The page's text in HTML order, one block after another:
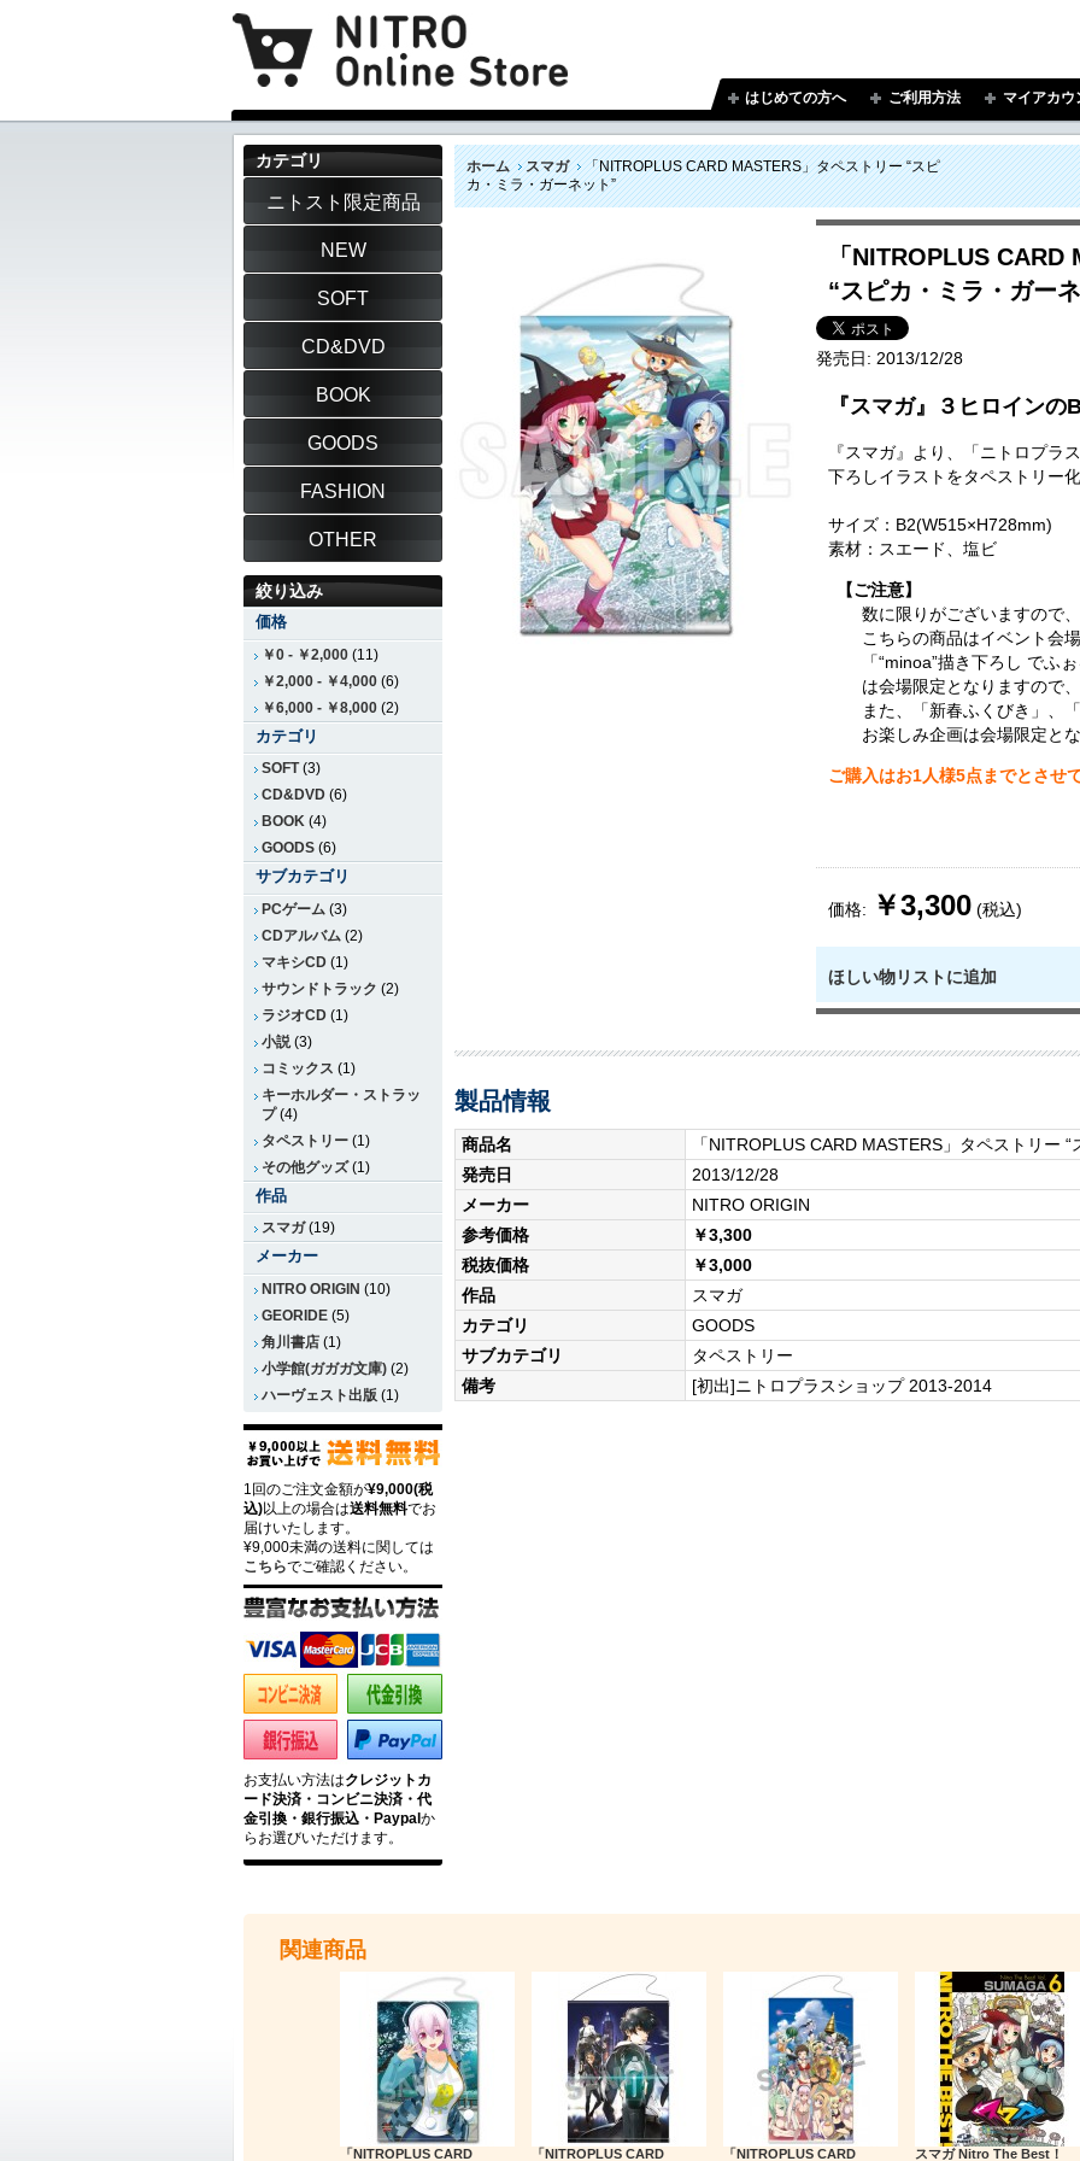
はじめての方へ ご利用方法 マイアカウ
ホーム スマガ
「NITROPLUS CARD MASTERS」タペストリー “スピ
カ・ミラ・ガーネット”
「NITROPLUS
“スピカ・ミラ・ガー
発売日: 2013/12/28
『スマガ』３ヒロインの
『スマガ』より、「ニトロプラ
下ろしイラストをタペストリー化
サイズ：B2(W515×H728mm)
素材：スエード、塩ビ
【ご注意】
数に限りがございますので
こちらの商品はイベント会
「“minoa”描き下ろし でふ
は会場限定となりますので
また、「新春ふくびき」、
お楽しみ企画は会場限定と
ご購入はお1人様5点までとさせ
価格: ￥3,300 (税込)
ほしい物リストに追加
製品情報
商品名
「NITROPLUS CARD MASTERS」タペストリー
発売日
2013/12/28
メーカー
NITRO ORIGIN
参考価格
￥3,300
税抜価格
￥3,000
作品
スマガ
カテゴリ
GOODS
サブカテゴリ
タペストリー
備考
[初出]ニトロプラスショップ 2013-2014
カテゴリ
ニトスト限定商品
NEW
SOFT
CD&DVD
BOOK
GOODS
FASHION
OTHER
絞り込み
価格
￥0 - ￥2,000 (11)
￥2,000 - ￥4,000 (6)
￥6,000 - ￥8,000 (2)
カテゴリ
SOFT(3)
CD&DVD (6)
BOOK (4)
GOODS (6)
サブカテゴリ
PCゲーム (3)
CDアルバム (2)
マキシCD (1)
サウンドトラック (2)
ラジオCD (1)
小説 (3)
コミックス (1)
キーホルダー・ストラッ
プ(4)
タペストリー (1)
その他グッズ(1)
作品
スマガ(19)
メーカー
NITRO ORIGIN (10)
GEORIDE (5)
角川書店 (1)
小学館(ガガガ文庫) (2)
ハーヴェスト出版 (1)
1回のご注文金額が¥9,000(税
込)以上の場合は送料無料でお
届けいたします。
¥9,000未満の送料に関しては
こちらでご確認ください。
お支払い方法はクレジットカ
ード決済・コンビニ決済・代
金引換・銀行振込・Paypalか
らお選びいただけます。
関連商品
「NITROPLUS CARD 「NITROPLUS CARD 「NITROPLUS CARD スマガ Nitro The Best！